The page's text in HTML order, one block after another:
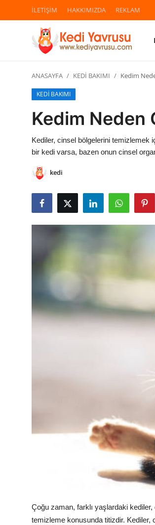
İLETİŞİM HAKKIMIZDA REKLAM
Giriş
KEDİ CİNSLERİ
KEDİPEDİA
KEDİ BAKIMI
VETERİNERLER
ANASAYFA KEDİ BAKIMI Kedim
KEDİ BAKIMI
Kedim Neden
Kediler, cinsel bölgelerini temizlemek
bir kedi varsa, bazen onun cinsel
kedi
Çoğu zaman, farklı yaşlardaki
temizleme konusunda titizdir.